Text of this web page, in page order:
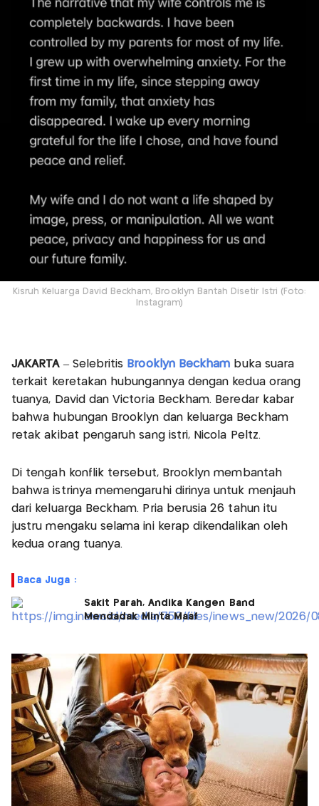
Kisruh Keluarga David Beckham, Brooklyn Bantah Disetir Istri (Foto:
Instagram)
JAKARTA– Selebritis Brooklyn Beckham buka suara
terkait keretakan hubungannya dengan kedua orang
tuanya, David dan Victoria Beckham. Beredar kabar
bahwa hubungan Brooklyn dan keluarga Beckham
retak akibat pengaruh sang istri, Nicola Peltz.
Di tengah konflik tersebut, Brooklyn membantah
bahwa istrinya memengaruhi dirinya untuk menjauh
dari keluarga Beckham. Pria berusia 26 tahun itu
justru mengaku selama ini kerap dikendalikan oleh
kedua orang tuanya.
Baca Juga :
Sakit Parah, Andika Kangen Band
Mendadak Minta Maaf